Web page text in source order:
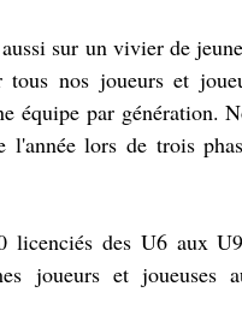
sur un vivier de
nos joueurs et
équipe par génération.
lors de trois
licenciés des U6 aux
joueurs et joueuses